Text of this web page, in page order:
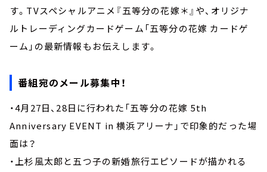
す。TVスペシャルアニメ『五等分の花嫁＊』や、オリジナ
ルトレーディングカードゲーム「五等分の花嫁 カードゲ
ーム」の最新情報もお伝えします。
番組宛のメール募集中！
・4月27日、28日に行われた「五等分の花嫁 5th
Anniversary EVENT in 横浜アリーナ」で印象的だった場
面は？
・上杉風太郎と五つ子の新婚旅行エピソードが描かれる